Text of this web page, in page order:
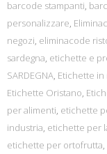
barcode stampanti,
personalizzare,
negozi, eliminacode
sardegna, etichette e
SARDEGNA, Etichette in
Etichette Oristano,
per alimenti, etichette
industria, etichette per
etichette per ortofrutta,